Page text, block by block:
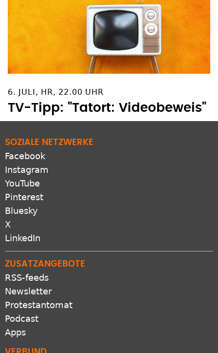
6. JULI, HR, 22.00 UHR
TV-Tipp: "Tatort: Videobeweis"
SOZIALE NETZWERKE
Facebook
Instagram
YouTube
Pinterest
Bluesky
X
LinkedIn
ZUSATZANGEBOTE
RSS-feeds
Newsletter
Protestantomat
Podcast
Apps